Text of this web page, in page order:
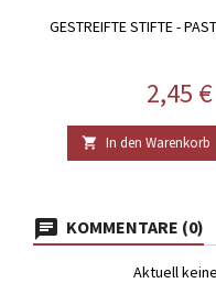
GESTREIFTE STIFTE -
Preis
2,45 €
 In den Warenkorb
KOMMENTARE (0)
Aktuell